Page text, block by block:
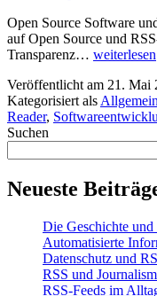
Open Source Software
auf Open Source und
Transparenz… Open
und
RSS:
Wie
fördert
weiterlesen
Veröffentlicht am 21. Mai
Kategorisiert als Allgemein
Reader,
Suchen
Neueste
Die Geschichte
Automatisierte
Datenschutz und
RSS und
RSS-Feeds im